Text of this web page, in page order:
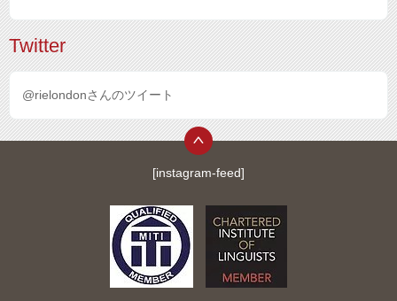
Twitter
@rielondonさんのツイート
[instagram-feed]